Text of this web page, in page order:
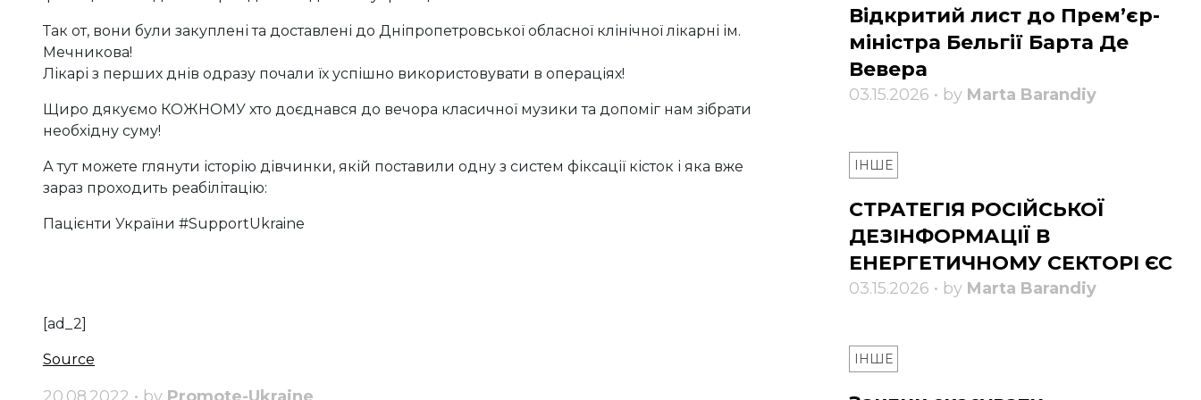
Так от, вони були закуплені та доставлені до Дніпропетровської обласної клінічної лікарні ім.
Мечникова!
Лікарі з перших днів одразу почали їх успішно використовувати в операціях!
Щиро дякуємо КОЖНОМУ хто доєднався до вечора класичної музики та допоміг нам зібрати
необхідну суму!
А тут можете глянути історію дівчинки, якій поставили одну з систем фіксації кісток і яка вже
зараз проходить реабілітацію:
Пацієнти України #SupportUkraine
[ad_2]
Source
Відкритий лист до Прем’єр-
міністра Бельгії Барта Де
Вевера
03.15.2026 • by Marta Barandiy
ІНШЕ
СТРАТЕГІЯ РОСІЙСЬКОЇ
ДЕЗІНФОРМАЦІЇ В
ЕНЕРГЕТИЧНОМУ СЕКТОРІ ЄС
03.15.2026 • by Marta Barandiy
ІНШЕ